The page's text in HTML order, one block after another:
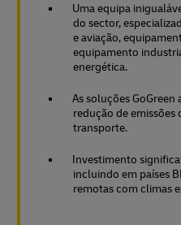
Uma equipa
do sector,
e aviação,
equipamento
energética.
As soluções
redução de emissões
transporte.
Investimento
incluindo em países
remotas com climas